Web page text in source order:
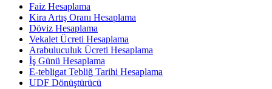
Faiz Hesaplama
Kira Artış Oranı Hesaplama
Döviz Hesaplama
Vekalet Ücreti Hesaplama
Arabuluculuk Ücreti Hesaplama
İş Günü Hesaplama
E-tebligat Tebliğ Tarihi Hesaplama
UDF Dönüştürücü